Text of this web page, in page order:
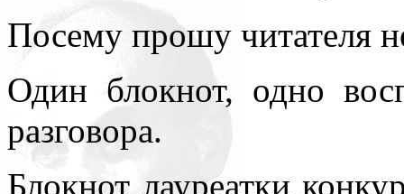
Посему прошу читателя
Один блокнот, одно
разговора.
Блокнот лауреатки